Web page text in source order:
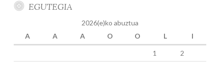
EGUTEGIA
2026(e)ko abuztua
A
A A O O L I
1
2